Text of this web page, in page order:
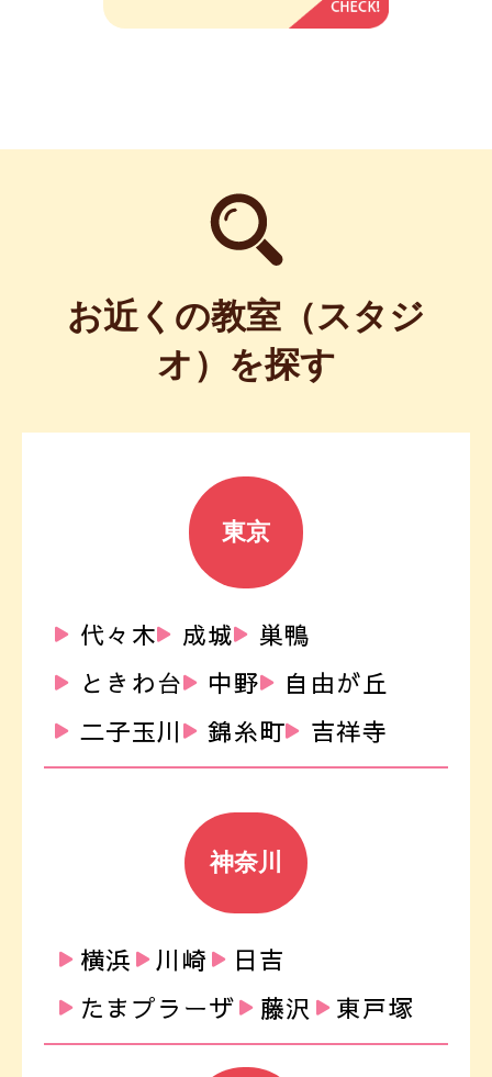
お近くの教室（スタジ
オ）を探す
東京
代々木 成城
巣鴨
ときわ台
中野
自由が丘
二子玉川
錦糸町 吉祥寺
神奈川
横浜 川崎
日吉
たまプラーザ
藤沢 東戸塚